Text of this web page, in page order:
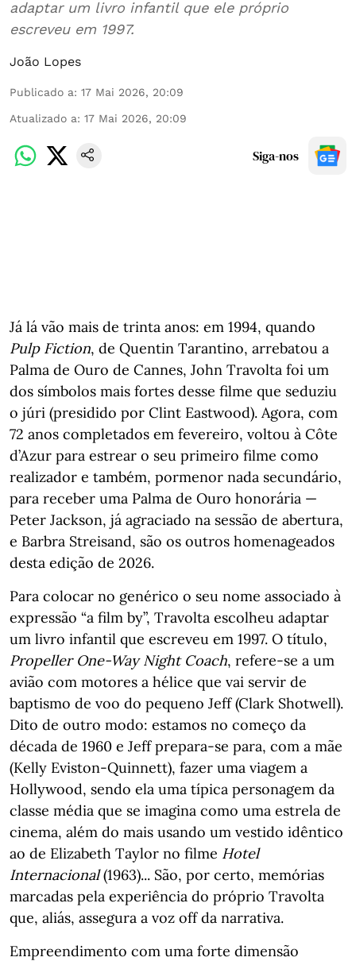
adaptar um livro infantil que ele próprio
escreveu em 1997.
João Lopes
Publicado a: 17 Mai 2026, 20:09
Atualizado a: 17 Mai 2026, 20:09
Siga-nos
Já lá vão mais de trinta anos: em 1994, quando
Pulp Fiction, de Quentin Tarantino, arrebatou a
Palma de Ouro de Cannes, John Travolta foi um
dos símbolos mais fortes desse filme que seduziu
o júri (presidido por Clint Eastwood). Agora, com
72 anos completados em fevereiro, voltou à Côte
d’Azur para estrear o seu primeiro filme como
realizador e também, pormenor nada secundário,
para receber uma Palma de Ouro honorária —
Peter Jackson, já agraciado na sessão de abertura,
e Barbra Streisand, são os outros homenageados
desta edição de 2026.
Para colocar no genérico o seu nome associado à
expressão “a film by”, Travolta escolheu adaptar
um livro infantil que escreveu em 1997. O título,
Propeller One-Way Night Coach, refere-se a um
avião com motores a hélice que vai servir de
baptismo de voo do pequeno Jeff (Clark Shotwell).
Dito de outro modo: estamos no começo da
década de 1960 e Jeff prepara-se para, com a mãe
(Kelly Eviston-Quinnett), fazer uma viagem a
Hollywood, sendo ela uma típica personagem da
classe média que se imagina como uma estrela de
cinema, além do mais usando um vestido idêntico
ao de Elizabeth Taylor no filme Hotel
Internacional(1963)... São, por certo, memórias
marcadas pela experiência do próprio Travolta
que, aliás, assegura a voz off da narrativa.
Empreendimento com uma forte dimensão